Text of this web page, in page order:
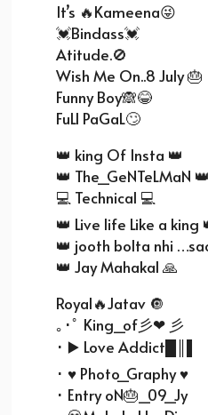
It’s 🔥Kameena😜
💓Bindass💓
Atitude.🚫
Wish Me On..8 July 🎂
Funny Boy🙈😂
FuLl PaGaL🙄
👑 king Of Insta 👑
👑 The_GeNTeLMaN 👑
💻 Technical 💻
👑 Live life Like a king
👑 jooth bolta nhi
👑 Jay Mahakal 🙏
Royal🔥Jatav 🔘
｡･ﾟ King_of彡❤ 彡
･ ▶️ Love Addict█║▌
･ ♥ Photo_Graphy ♥
･ Entry oN🎂_09_Jy